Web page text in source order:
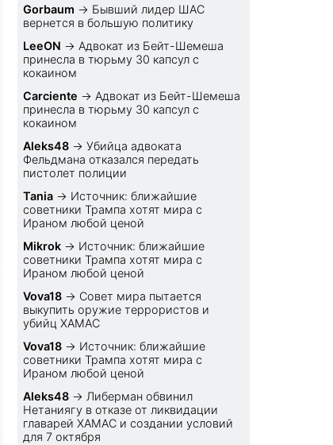
Gorbaum → Бывший лидер ШАС
вернется в большую политику
LeeON → Адвокат из Бейт-Шемеша
принесла в тюрьму 30 капсул с
кокаином
Carciente → Адвокат из Бейт-Шемеша
принесла в тюрьму 30 капсул с
кокаином
Aleks48 →Убийца адвоката
Фельдмана отказался передать
пистолет полиции
Tania → Источник: ближайшие
советники Трампа хотят мира с
Ираном любой ценой
Mikrok → Источник: ближайшие
советники Трампа хотят мира с
Ираном любой ценой
Vova18 → Совет мира пытается
выкупить оружие террористов и
убийц ХАМАС
Vova18 → Источник: ближайшие
советники Трампа хотят мира с
Ираном любой ценой
Aleks48 → Либерман обвинил
Нетаниягу в отказе от ликвидации
главарей ХАМАС и создании условий
для 7 октября